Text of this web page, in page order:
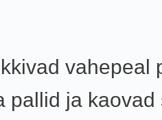
vahepeal
pallid ja kaovad